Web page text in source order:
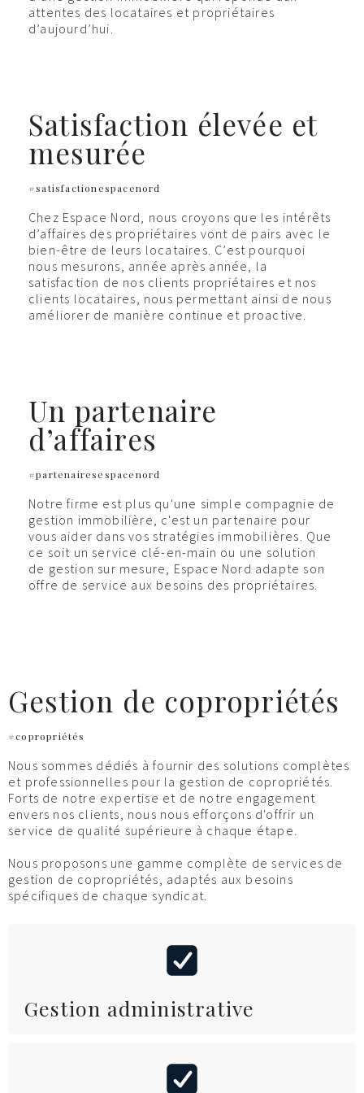
attentes des locataires et propriétaires
d’aujourd’hui.
Satisfaction élevée et
mesurée
#satisfactionespacenord
Chez Espace Nord, nous croyons que les intérêts
d’affaires des propriétaires vont de pairs avec le
bien-être de leurs locataires. C’est pourquoi
nous mesurons, année après année, la
satisfaction de nos clients propriétaires et nos
clients locataires, nous permettant ainsi de nous
améliorer de manière continue et proactive.
Un partenaire
d’affaires
#partenairesespacenord
Notre firme est plus qu'une simple compagnie de
gestion immobilière, c'est un partenaire pour
vous aider dans vos stratégies immobilières. Que
ce soit un service clé-en-main ou une solution
de gestion sur mesure, Espace Nord adapte son
offre de service aux besoins des propriétaires.
Gestion de copropriétés
#copropriétés
Nous sommes dédiés à fournir des solutions complètes
et professionnelles pour la gestion de copropriétés.
Forts de notre expertise et de notre engagement
envers nos clients, nous nous efforçons d'offrir un
service de qualité supérieure à chaque étape.
Nous proposons une gamme complète de services de
gestion de copropriétés, adaptés aux besoins
spécifiques de chaque syndicat.
Gestion administrative